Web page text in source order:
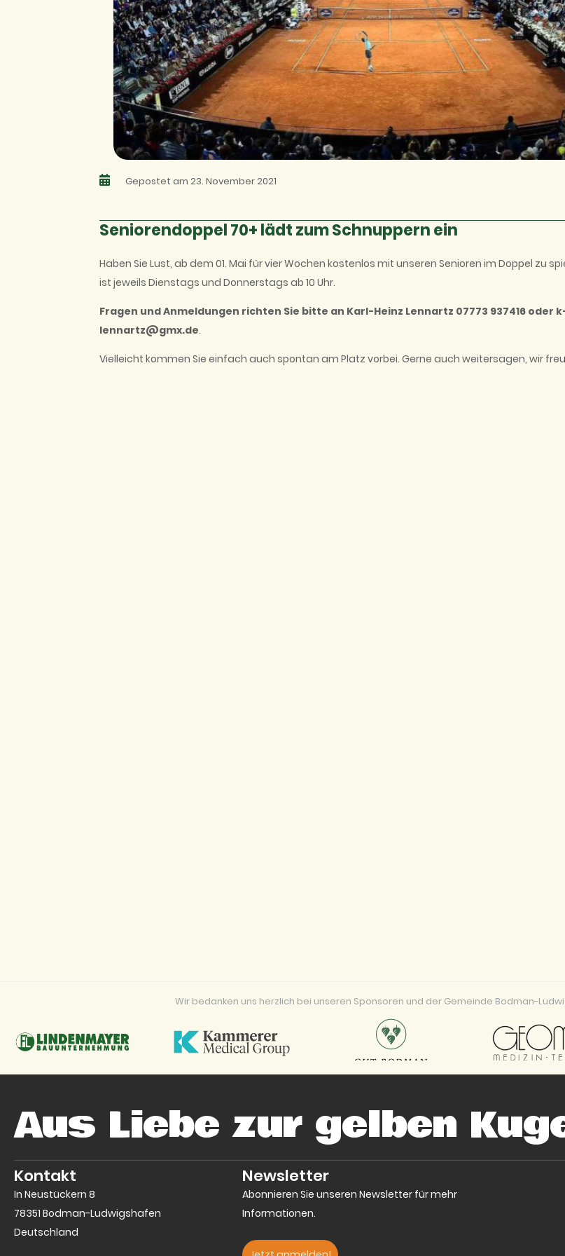
Gepostet am 23. November 2021
Seniorendoppel 70+ lädt zum Schnuppern ein
Haben Sie Lust, ab dem 01. Mai für vier Wochen kostenlos mit unseren Senioren im Doppel zu
ist jeweils Dienstags und Donnerstags ab 10 Uhr.
Fragen und Anmeldungen richten Sie bitte an Karl-Heinz Lennartz 07773 937416 oder
lennartz@gmx.de.
Vielleicht kommen Sie einfach auch spontan am Platz vorbei. Gerne auch weitersagen, wir
Wir bedanken uns herzlich bei unseren Sponsoren und der Gemeinde Bodman-
Aus Liebe zur gelben
Kontakt
In Neustückern 8
78351 Bodman-Ludwigshafen
Deutschland
Newsletter
Abonnieren Sie unseren Newsletter für mehr
Informationen.